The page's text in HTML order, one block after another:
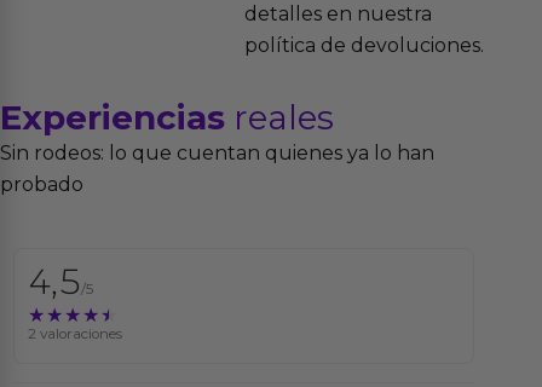
detalles en nuestra
política de devoluciones.
Experiencias reales
Sin rodeos: lo que cuentan quienes ya lo han
probado
4,5/5
★★★★★
★★★★★
2 valoraciones